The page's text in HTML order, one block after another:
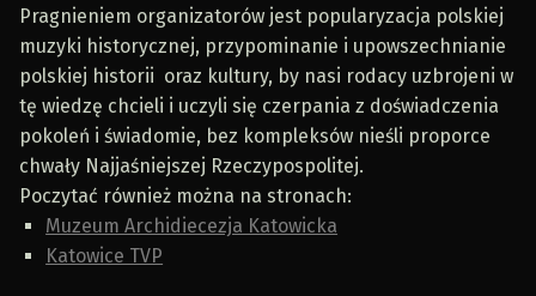
Pragnieniem organizatorów jest popularyzacja polskiej
muzyki historycznej, przypominanie i upowszechnianie
polskiej historii oraz kultury, by nasi rodacy uzbrojeni w
tę wiedzę chcieli i uczyli się czerpania z doświadczenia
pokoleń i świadomie, bez kompleksów nieśli proporce
chwały Najjaśniejszej Rzeczypospolitej.
Poczytać również można na stronach:
Muzeum Archidiecezja Katowicka
Katowice TVP